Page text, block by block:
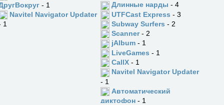
- 1
Navitel Navigator Updater
1
Длинные нарды - 4
UTFCast Express - 3
Subway Surfers - 2
Scanner- 2
jAlbum - 1
LiveGames - 1
CallX - 1
Navitel Navigator Updater
- 1
Автоматический
диктофон - 1